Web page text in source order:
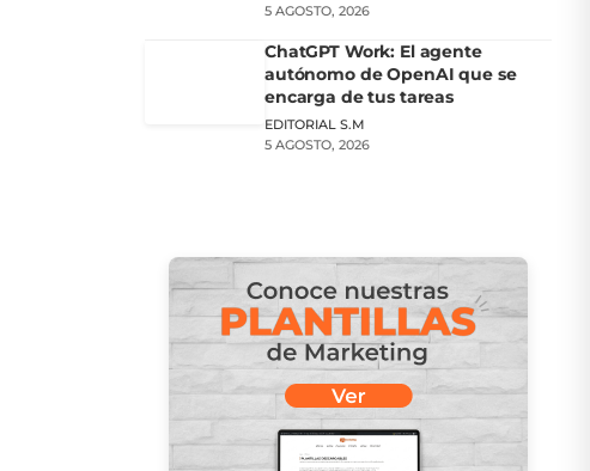
5 AGOSTO, 2026
ChatGPT Work: El agente
autónomo de OpenAI que se
encarga de tus tareas
EDITORIAL S.M
5 AGOSTO, 2026